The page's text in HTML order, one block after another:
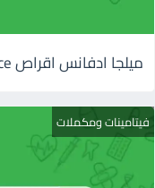
ميلجا ادفانس اقراص Milga Advance : للاعصاب والإكتئاب
فيتامينات ومكملات